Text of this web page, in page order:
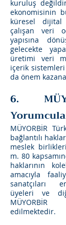
kuruluş
ekonomisinin
küresel dijital
çalışan veri
yapısına
gelecekte
üretimi veri
içerik
da önem
6.
MÜYORBİR
bağlantılı
meslek
m. 80
haklarının
amacıyla
sanatçıları
üyeleri ve
edilmektedir.